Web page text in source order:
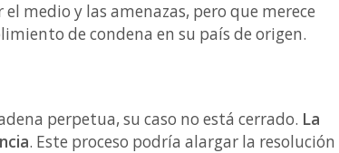
medio y las amenazas, pero que merece
de condena en su país de origen.
perpetua, su caso no está cerrado. La
. Este proceso podría alargar la resolución